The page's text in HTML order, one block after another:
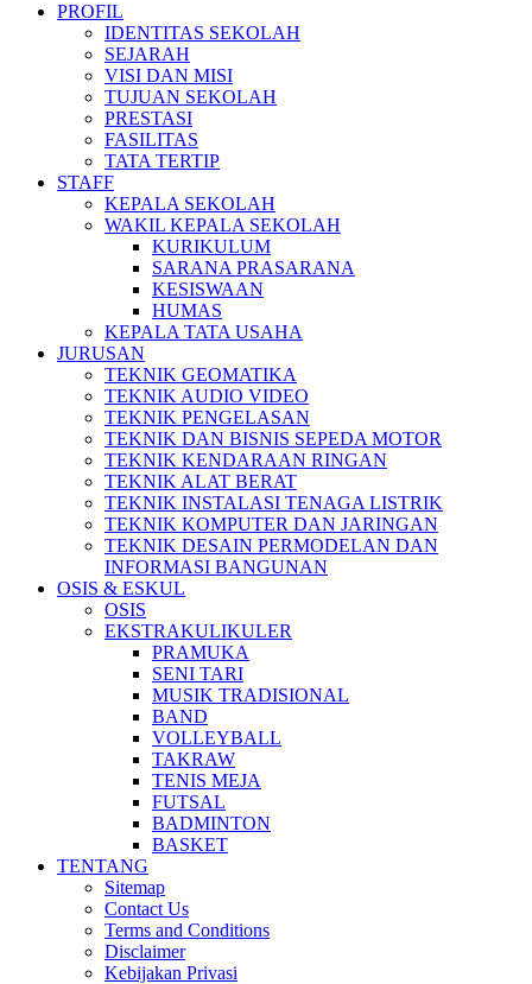
PROFIL
IDENTITAS SEKOLAH
SEJARAH
VISI DAN MISI
TUJUAN SEKOLAH
PRESTASI
FASILITAS
TATA TERTIP
STAFF
KEPALA SEKOLAH
WAKIL KEPALA SEKOLAH
KURIKULUM
SARANA PRASARANA
KESISWAAN
HUMAS
KEPALA TATA USAHA
JURUSAN
TEKNIK GEOMATIKA
TEKNIK AUDIO VIDEO
TEKNIK PENGELASAN
TEKNIK DAN BISNIS SEPEDA MOTOR
TEKNIK KENDARAAN RINGAN
TEKNIK ALAT BERAT
TEKNIK INSTALASI TENAGA LISTRIK
TEKNIK KOMPUTER DAN JARINGAN
TEKNIK DESAIN PERMODELAN DAN
INFORMASI BANGUNAN
OSIS & ESKUL
OSIS
EKSTRAKULIKULER
PRAMUKA
SENI TARI
MUSIK TRADISIONAL
BAND
VOLLEYBALL
TAKRAW
TENIS MEJA
FUTSAL
BADMINTON
BASKET
TENTANG
Sitemap
Contact Us
Terms and Conditions
Disclaimer
Kebijakan Privasi